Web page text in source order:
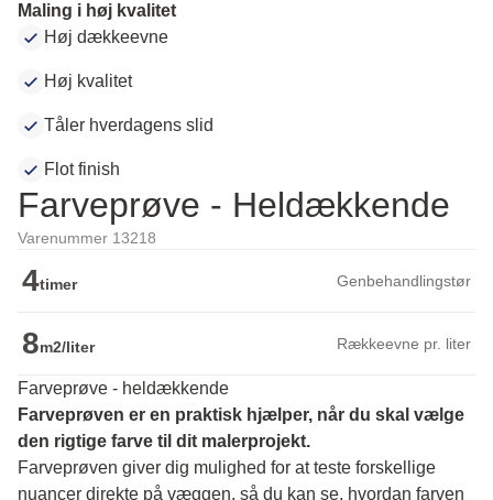
Maling i høj kvalitet
Høj dækkeevne
Høj kvalitet
Tåler hverdagens slid
Flot finish
Farveprøve - Heldækkende
Varenummer 13218
4timer Genbehandlingstør
8m2/liter Rækkeevne pr. liter
Farveprøve - heldækkende
Farveprøven er en praktisk hjælper, når du skal vælge
den rigtige farve til dit malerprojekt.
Farveprøven giver dig mulighed for at teste forskellige
nuancer direkte på væggen, så du kan se, hvordan farven